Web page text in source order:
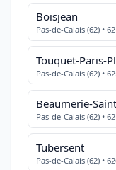
Boisjean
Pas-de-Calais (62) •
Touquet-Paris-
Pas-de-Calais (62) •
Beaumerie-
Pas-de-Calais (62) •
Tubersent
Pas-de-Calais (62) •